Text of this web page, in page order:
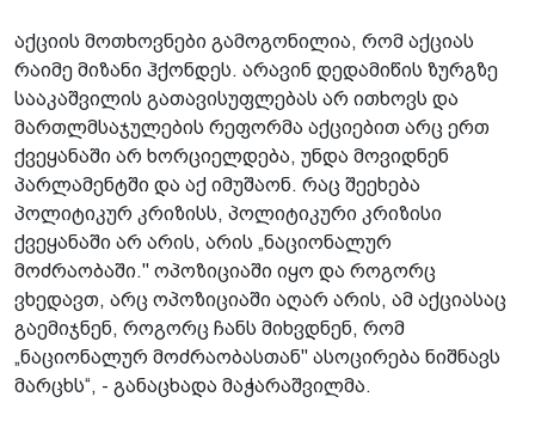
აქციის მოთხოვნები გამოგონილია, რომ აქციას
რაიმე მიზანი ჰქონდეს. არავინ დედამიწის ზურგზე
სააკაშვილის გათავისუფლებას არ ითხოვს და
მართლმსაჯულების რეფორმა აქციებით არც ერთ
ქვეყანაში არ ხორციელდება, უნდა მოვიდნენ
პარლამენტში და აქ იმუშაონ. რაც შეეხება
პოლიტიკურ კრიზისს, პოლიტიკური კრიზისი
ქვეყანაში არ არის, არის „ნაციონალურ
მოძრაობაში." ოპოზიციაში იყო და როგორც
ვხედავთ, არც ოპოზიციაში აღარ არის, ამ აქციასაც
გაემიჯნენ, როგორც ჩანს მიხვდნენ, რომ
„ნაციონალურ მოძრაობასთან" ასოცირება ნიშნავს
მარცხს“, - განაცხადა მაჭარაშვილმა.